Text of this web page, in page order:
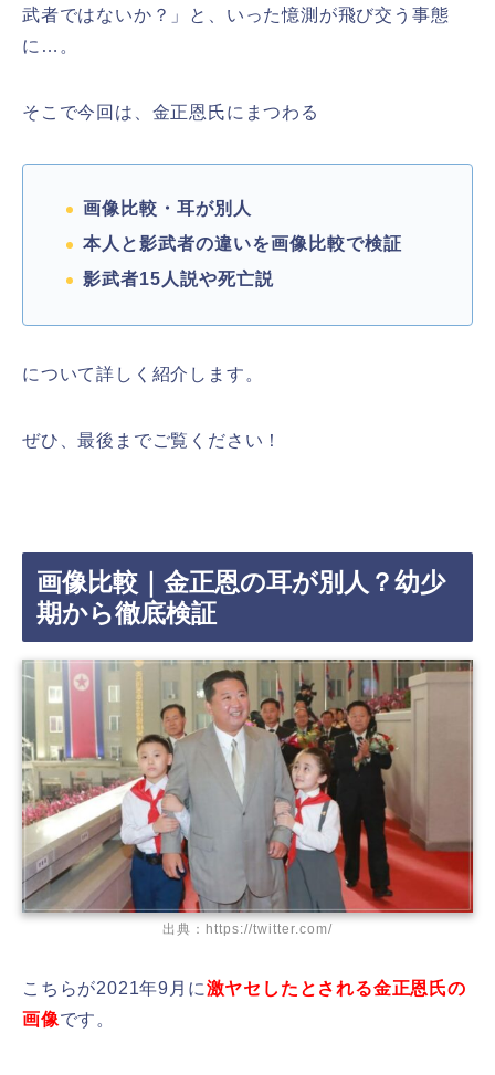
武者ではないか？」
と、いった憶測が飛び交う事態
に…。
そこで今回は、金正恩氏にまつわる
画像比較・耳が別人
本人と影武者の違いを画像比較で検証
影武者15人説や死亡説
について詳しく紹介します。
ぜひ、最後までご覧ください！
画像比較｜金正恩の耳が別人？幼少
期から徹底検証
出典：https://twitter.com/
こちらが2021年9月に激ヤセしたとされる金正恩氏の
画像です。